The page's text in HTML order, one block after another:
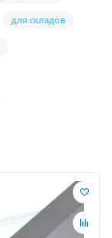
для складов